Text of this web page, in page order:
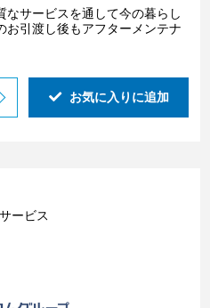
サービスを通して今の暮らし
お引渡し後もアフターメンテナ
お気に入りに追加
ービス